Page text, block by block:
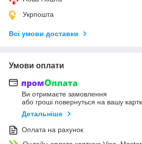
Укрпошта
Всі умови доставки
Умови оплати
Ви отримаєте замовлення
або гроші повернуться на вашу
Детальніше
Оплата на рахунок